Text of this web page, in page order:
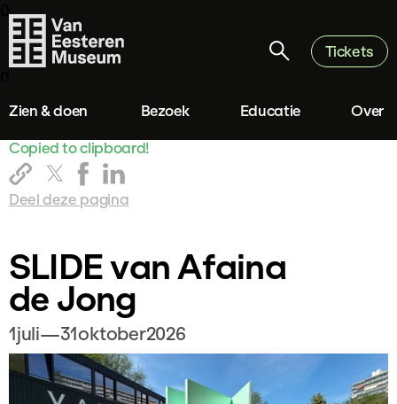
0
Tickets
Zien & doen Bezoek Educatie Over
Deel deze pagina
Copied to clipboard!
SLIDE van Afaina
de Jong
1juli—31oktober2026